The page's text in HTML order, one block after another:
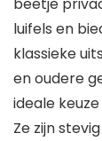
luifels en
klassieke
en oudere
ideale
Ze zijn